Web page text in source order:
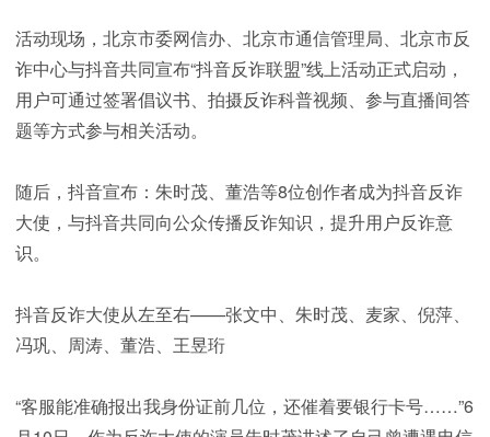
活动现场，北京市委网信办、北京市通信管理局、北京市反
诈中心与抖音共同宣布“抖音反诈联盟”线上活动正式启动，
用户可通过签署倡议书、拍摄反诈科普视频、参与直播间答
题等方式参与相关活动。
随后，抖音宣布：朱时茂、董浩等8位创作者成为抖音反诈
大使，与抖音共同向公众传播反诈知识，提升用户反诈意
识。
抖音反诈大使从左至右——张文中、朱时茂、麦家、倪萍、
冯巩、周涛、董浩、王昱珩
“客服能准确报出我身份证前几位，还催着要银行卡号……”6